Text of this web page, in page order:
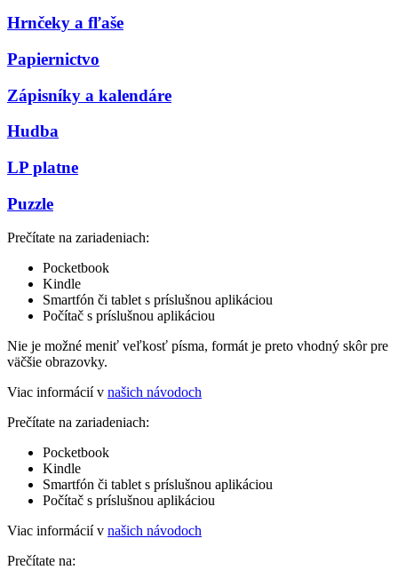
Hrnčeky a fľaše
Papiernictvo
Zápisníky a kalendáre
Hudba
LP platne
Puzzle
Prečítate na zariadeniach:
Pocketbook
Kindle
Smartfón či tablet s príslušnou aplikáciou
Počítač s príslušnou aplikáciou
Nie je možné meniť veľkosť písma, formát je preto vhodný skôr pre
väčšie obrazovky.
Viac informácií v našich návodoch
Prečítate na zariadeniach:
Pocketbook
Kindle
Smartfón či tablet s príslušnou aplikáciou
Počítač s príslušnou aplikáciou
Viac informácií v našich návodoch
Prečítate na: